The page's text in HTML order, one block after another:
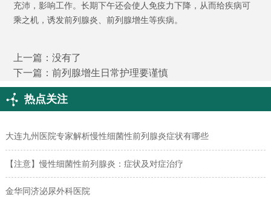
充沛，影响工作。长期下午还会使人免疫力下降，从而给疾病可
乘之机，诱发前列腺炎、前列腺增生等疾病。
上一篇：没有了
下一篇：前列腺增生日常护理要谨慎
热点关注
大连九州医院专家解析慢性细菌性前列腺炎症状有哪些
【注意】慢性细菌性前列腺炎：症状及对症治疗
金华同济泌尿外科医院